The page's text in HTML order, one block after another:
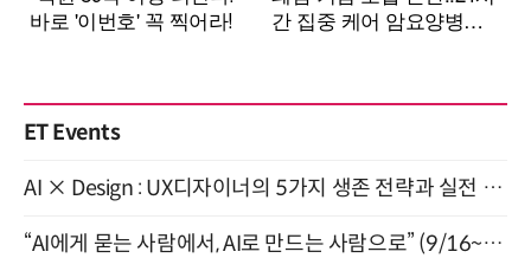
ET Events
AI × Design : UX디자이너의 5가지 생존 전략과 실전 대응 8월 28일 개최
“AI에게 묻는 사람에서, AI로 만드는 사람으로” (9/16~17)